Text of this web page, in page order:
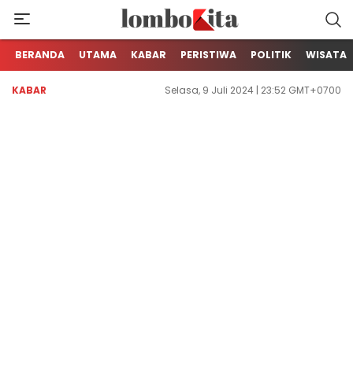
LOMBOKita
Media Berita Online dari Lombok
BERANDA UTAMA KABAR PERISTIWA POLITIK WISATA
KABAR Selasa, 9 Juli 2024 | 23:52 GMT+0700